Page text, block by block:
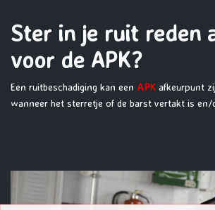
Ster in je ruit reden
voor de APK?
Een ruitbeschadiging kan een APK afkeurpunt
wanneer het sterretje of de barst vertakt is en/